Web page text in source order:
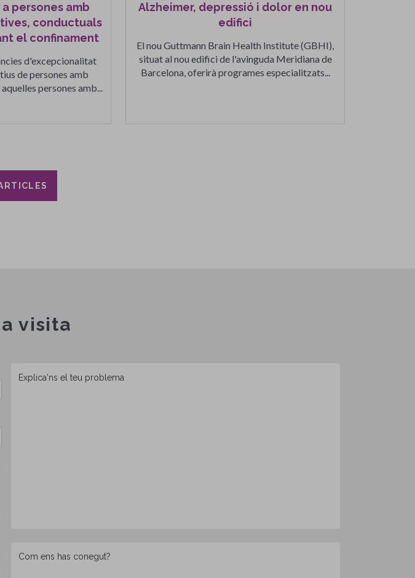
persones amb
conductuals
el confinament
d'excepcionalitat
de persones amb
persones amb...
Alzheimer, depressió i dolor en nou
edifici
El nou Guttmann Brain Health Institute (GBHI),
situat al nou edifici de l'avinguda Meridiana de
Barcelona, oferirà programes especialitzats...
visita
ens